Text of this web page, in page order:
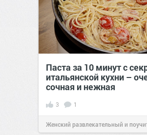
Паста за 10 минут с
итальянской кухни –
сочная и нежная
3 1
Женский развлекательный и